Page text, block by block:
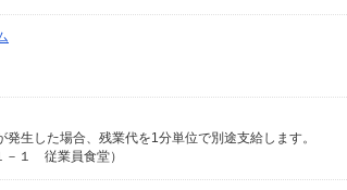
生した場合、残業代を1分単位で別途支給します。
１ 従業員食堂）